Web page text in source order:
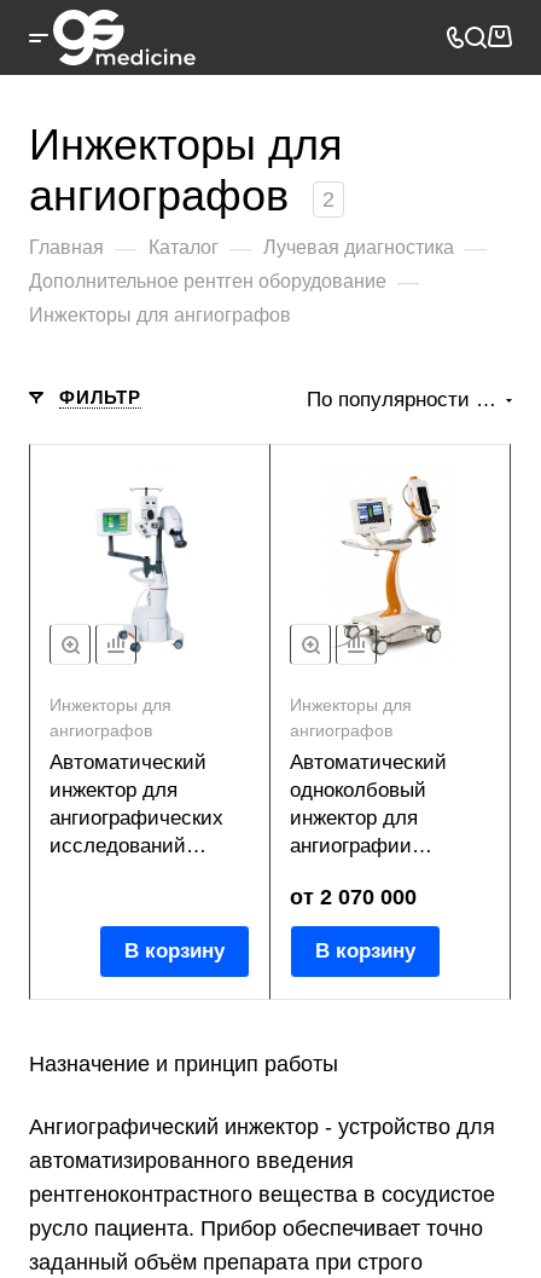
Инжекторы для
ангиографов
2
Главная — Каталог — Лучевая диагностика —
Дополнительное рентген оборудование —
Инжекторы для ангиографов
ФИЛЬТР По популярности (возрастание)
Инжекторы для
ангиографов
Автоматический
инжектор для
ангиографических
исследований
В корзину
Инжекторы для
ангиографов
Автоматический
одноколбовый
инжектор для
ангиографии
Arterion
от 2 070 000
В корзину
Назначение и принцип работы
Ангиографический инжектор - устройство для
автоматизированного введения
рентгеноконтрастного вещества в сосудистое
русло пациента. Прибор обеспечивает точно
заданный объём препарата при строго